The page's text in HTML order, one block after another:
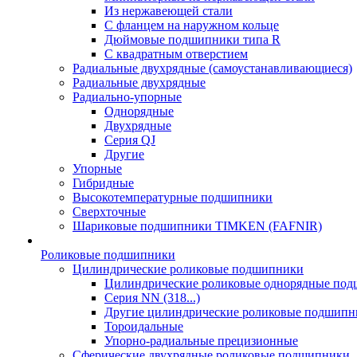
Из нержавеющей стали
С фланцем на наружном кольце
Дюймовые подшипники типа R
С квадратным отверстием
Радиальные двухрядные (самоустанавливающиеся)
Радиальные двухрядные
Радиально-упорные
Однорядные
Двухрядные
Серия QJ
Другие
Упорные
Гибридные
Высокотемпературные подшипники
Сверхточные
Шариковые подшипники TIMKEN (FAFNIR)
Роликовые подшипники
Цилиндрические роликовые подшипники
Цилиндрические роликовые однорядные
Серия NN (318...)
Другие цилиндрические роликовые
Тороидальные
Упорно-радиальные прецизионные